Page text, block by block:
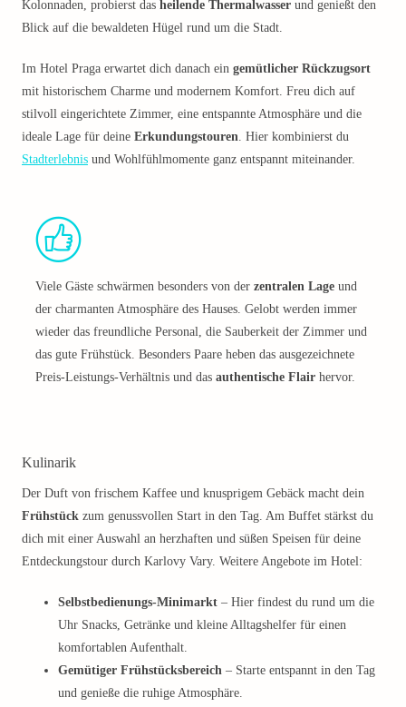
Kolonnaden, probierst das heilende Thermalwasser und genießt den
Blick auf die bewaldeten Hügel rund um die Stadt.
Im Hotel Praga erwartet dich danach ein gemütlicher Rückzugsort
mit historischem Charme und modernem Komfort. Freu dich auf
stilvoll eingerichtete Zimmer, eine entspannte Atmosphäre und die
ideale Lage für deine Erkundungstouren. Hier kombinierst du
Stadterlebnis und Wohlfühlmomente ganz entspannt miteinander.
Viele Gäste schwärmen besonders von der zentralen Lage und
der charmanten Atmosphäre des Hauses. Gelobt werden immer
wieder das freundliche Personal, die Sauberkeit der Zimmer und
das gute Frühstück. Besonders Paare heben das ausgezeichnete
Preis-Leistungs-Verhältnis und das authentische Flair hervor.
Kulinarik
Der Duft von frischem Kaffee und knusprigem Gebäck macht dein
Frühstück zum genussvollen Start in den Tag. Am Buffet stärkst du
dich mit einer Auswahl an herzhaften und süßen Speisen für deine
Entdeckungstour durch Karlovy Vary. Weitere Angebote im Hotel:
Selbstbedienungs-Minimarkt – Hier findest du rund um die
Uhr Snacks, Getränke und kleine Alltagshelfer für einen
komfortablen Aufenthalt.
Gemütiger Frühstücksbereich – Starte entspannt in den Tag
und genieße die ruhige Atmosphäre.